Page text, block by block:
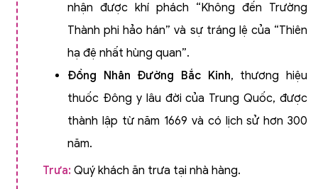
nhận được khí phách “Không đến Trường
Thành phi hảo hán” và sự tráng lệ của “Thiên
hạ đệ nhất hùng quan”.
Đồng Nhân Đường Bắc Kinh, thương hiệu
thuốc Đông y lâu đời của Trung Quốc, được
thành lập từ năm 1669 và có lịch sử hơn 300
năm.
Trưa: Quý khách ăn trưa tại nhà hàng.